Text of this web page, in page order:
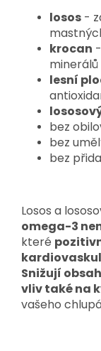
losos -
krocan
minerálů
lesní
bez
bez
bez
Losos a
omega-3
které
Snižují
vliv také na
vašeho